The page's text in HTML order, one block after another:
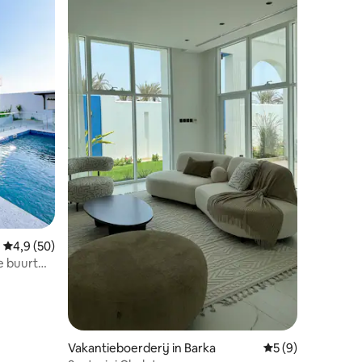
Gemiddelde beoordeling van 4,9 op 5, 50 recensies
4,9 (50)
Vakantieboerderij in Barka Gemiddelde
5 (9)